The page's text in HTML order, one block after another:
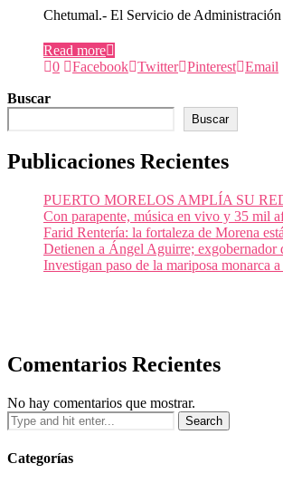
Chetumal.- El Servicio de
Read more
0
Facebook Twitter Pinterest Email
Buscar
Buscar
Publicaciones Recientes
PUERTO MORELOS AMPLÍA SU
Con parapente, música en vivo y 35 mil
Farid Rentería: la fortaleza de Morena
Detienen a Ángel Aguirre; exgobernador
Investigan paso de la mariposa monarca
Comentarios Recientes
No hay comentarios que mostrar.
Categorías